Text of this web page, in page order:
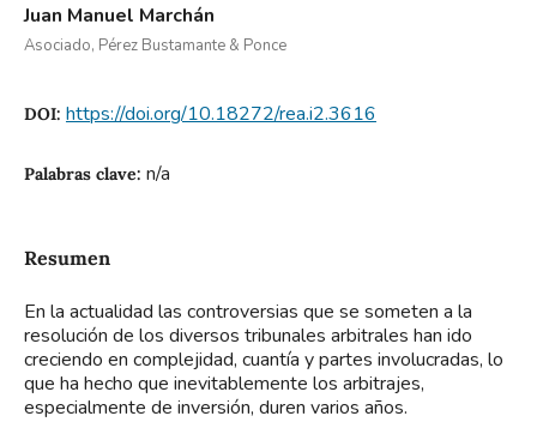
Juan Manuel Marchán
Asociado, Pérez Bustamante & Ponce
DOI: https://doi.org/10.18272/rea.i2.3616
Palabras clave: n/a
Resumen
En la actualidad las controversias que se someten a la
resolución de los diversos tribunales arbitrales han ido
creciendo en complejidad, cuantía y partes involucradas, lo
que ha hecho que inevitablemente los arbitrajes,
especialmente de inversión, duren varios años.